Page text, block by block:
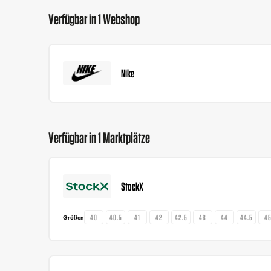
Verfügbar in 1 Webshop
Nike
Verfügbar in 1 Marktplätze
StockX
Größen 40 40.5 41 42 42.5 43 44 44.5 45